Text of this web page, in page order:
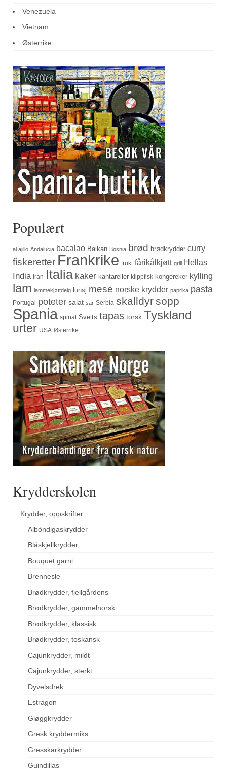
Venezuela
Vietnam
Østerrike
Populært
al ajillo Andalucia bacalao Balkan Bosnia brød brødkrydder curry
fiskeretter Frankrike frukt fårikålkjøtt grill Hellas
India Iran Italia kaker kantareller klippfisk kongereker kylling
lam lammekjøttdeig lunsj mese norske krydder paprika pasta
Portugal poteter salat sar Serbia skalldyrsopp
Spania spinat Sveits tapas torsk Tyskland
urter USA Østerrike
Krydderskolen
Krydder, oppskrifter
Albóndigaskrydder
Blåskjellkrydder
Bouquet garni
Brennesle
Brødkrydder, fjellgårdens
Brødkrydder, gammelnorsk
Brødkrydder, klassisk
Brødkrydder, toskansk
Cajunkrydder, mildt
Cajunkrydder, sterkt
Dyvelsdrek
Estragon
Gløggkrydder
Gresk kryddermiks
Gresskarkrydder
Guindillas